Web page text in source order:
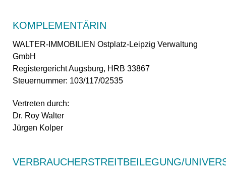
KOMPLEMENTÄRIN
WALTER-IMMOBILIEN Ostplatz-Leipzig Verwaltung
GmbH
Registergericht Augsburg, HRB 33867
Steuernummer: 103/117/02535
Vertreten durch:
Dr. Roy Walter
Jürgen Kolper
VERBRAUCHERSTREITBEILEGUNG/